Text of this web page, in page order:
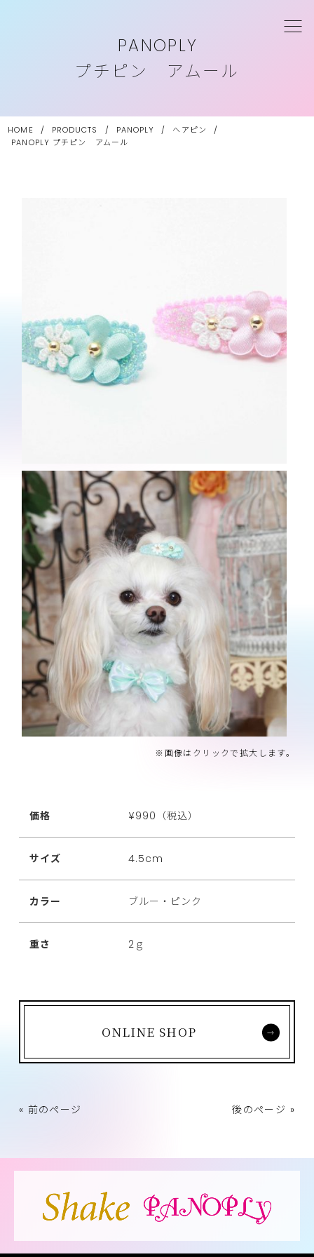
PANOPLY
プチピン アムール
HOME / PRODUCTS / PANOPLY / ヘアピン
/
PANOPLY プチピン アムール
※画像はクリックで拡大します。
価格 ¥990（税込）
サイズ 4.5cm
カラー ブルー・ピンク
重さ 2ｇ
ONLINE SHOP
« 前のページ 後のページ »